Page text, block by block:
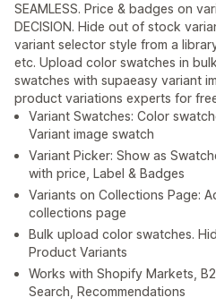
SEAMLESS. Price & badges on
DECISION. Hide out of stock
variant selector style from a
etc. Upload color swatches in
swatches with supaeasy variant
product variations experts for
Variant Swatches: Color
Variant image swatch
Variant Picker: Show as
with price, Label & Badges
Variants on Collections Page:
collections page
Bulk upload color swatches.
Product Variants
Works with Shopify Markets,
Search, Recommendations